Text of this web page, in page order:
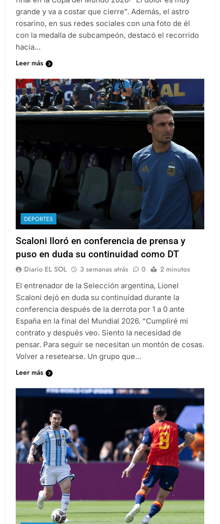
grande y va a costar que cierre”. Además, el astro
rosarino, en sus redes sociales con una foto de él
con la medalla de subcampeón, destacó el recorrido
hacia…
Leer más
DEPORTES
Scaloni lloró en conferencia de prensa y
puso en duda su continuidad como DT
Diario EL SOL 3 semanas atrás 0 2 minutos
El entrenador de la Selección argentina, Lionel
Scaloni dejó en duda su continuidad durante la
conferencia después de la derrota por 1 a 0 ante
España en la final del Mundial 2026. “Cumpliré mi
contrato y después veo. Siento la necesidad de
pensar. Para seguir se necesitan un montón de cosas.
Volver a resetearse. Un grupo que…
Leer más